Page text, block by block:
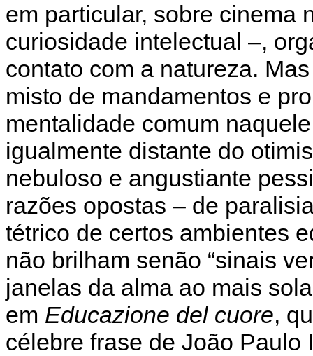
em particular, sobre cinema
curiosidade intelectual –,
contato com a natureza.
misto de mandamentos e
mentalidade comum
igualmente distante do
nebuloso e angustiante
razões opostas – de
tétrico de certos ambientes
não brilham senão “sinais
janelas da alma ao mais
em Educazione del cuore,
célebre frase de João Paulo